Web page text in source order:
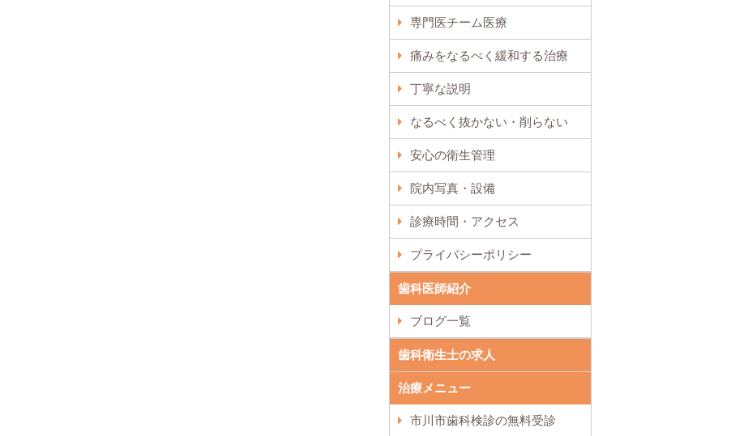
専門医チーム医療
痛みをなるべく緩和する治療
丁寧な説明
なるべく抜かない・削らない
安心の衛生管理
院内写真・設備
診療時間・アクセス
プライバシーポリシー
歯科医師紹介
ブログ一覧
歯科衛生士の求人
治療メニュー
市川市歯科検診の無料受診